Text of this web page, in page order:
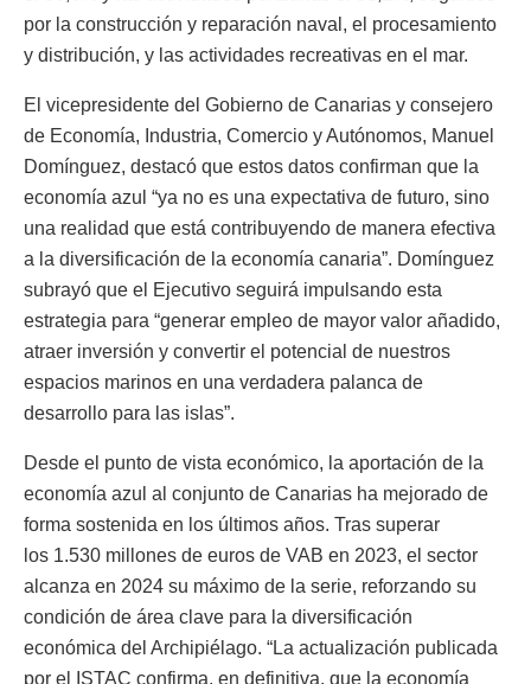
por la construcción y reparación naval, el procesamiento
y distribución, y las actividades recreativas en el mar.
El vicepresidente del Gobierno de Canarias y consejero
de Economía, Industria, Comercio y Autónomos, Manuel
Domínguez, destacó que estos datos confirman que la
economía azul “ya no es una expectativa de futuro, sino
una realidad que está contribuyendo de manera efectiva
a la diversificación de la economía canaria”. Domínguez
subrayó que el Ejecutivo seguirá impulsando esta
estrategia para “generar empleo de mayor valor añadido,
atraer inversión y convertir el potencial de nuestros
espacios marinos en una verdadera palanca de
desarrollo para las islas”.
Desde el punto de vista económico, la aportación de la
economía azul al conjunto de Canarias ha mejorado de
forma sostenida en los últimos años. Tras superar
los 1.530 millones de euros de VAB en 2023, el sector
alcanza en 2024 su máximo de la serie, reforzando su
condición de área clave para la diversificación
económica del Archipiélago. “La actualización publicada
por el ISTAC confirma, en definitiva, que la economía